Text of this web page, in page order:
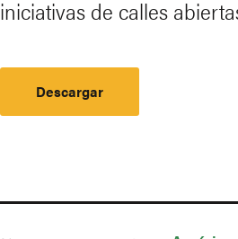
iniciativas de calles
Descargar